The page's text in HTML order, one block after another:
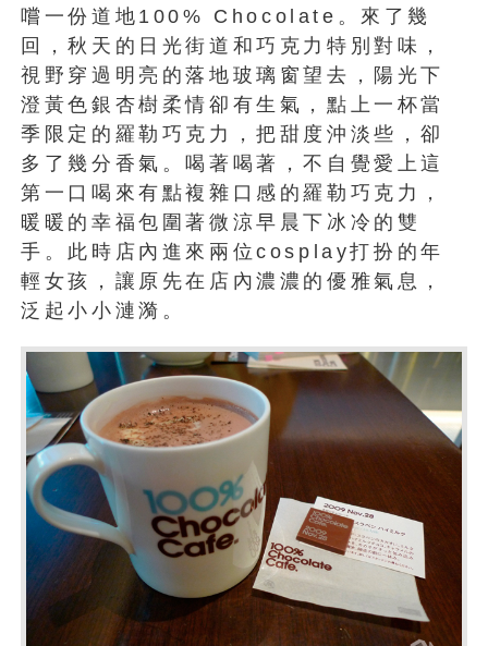
嚐一份道地100% Chocolate。來了幾
回，秋天的日光街道和巧克力特別對味，
視野穿過明亮的落地玻璃窗望去，陽光下
澄黃色銀杏樹柔情卻有生氣，點上一杯當
季限定的羅勒巧克力，把甜度沖淡些，卻
多了幾分香氣。喝著喝著，不自覺愛上這
第一口喝來有點複雜口感的羅勒巧克力，
暖暖的幸福包圍著微涼早晨下冰冷的雙
手。此時店內進來兩位cosplay打扮的年
輕女孩，讓原先在店內濃濃的優雅氣息，
泛起小小漣漪。